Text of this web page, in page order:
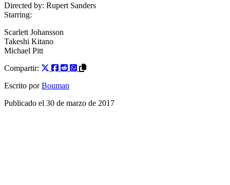
Directed by: Rupert Sanders
Starring:
Scarlett Johansson
Takeshi Kitano
Michael Pitt
Compartir:
Escrito por Bouman
Publicado el 30 de marzo de 2017